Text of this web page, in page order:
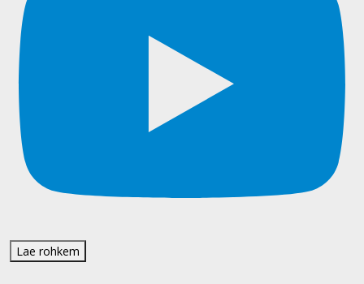
Lae rohkem